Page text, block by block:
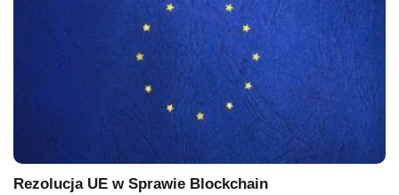
Rezolucja UE w Sprawie Blockchain